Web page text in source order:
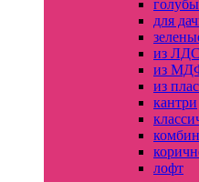
для
из
из
из
кантри
лофт